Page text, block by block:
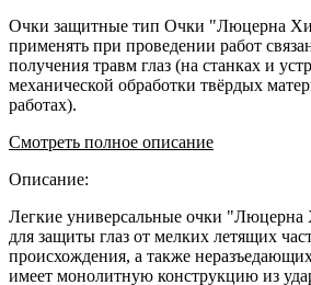
Очки защитные тип Очки "Люцерна
применять при проведении работ
получения травм глаз (на станках и
механической обработки твёрдых
работах).
Смотреть полное описание
Описание:
Легкие универсальные очки "Люцерна
для защиты глаз от мелких летящих
происхождения, а также
имеет монолитную конструкцию из